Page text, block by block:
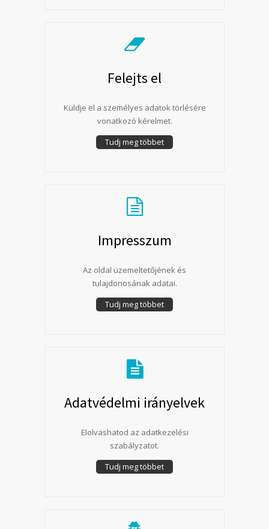
Felejts el
Küldje el a személyes adatok törlésére
vonatkozó kérelmet.
Tudj meg többet
Impresszum
Az oldal üzemeltetőjének és
tulajdonosának adatai.
Tudj meg többet
Adatvédelmi irányelvek
Elolvashatod az adatkezelési
szabályzatot.
Tudj meg többet